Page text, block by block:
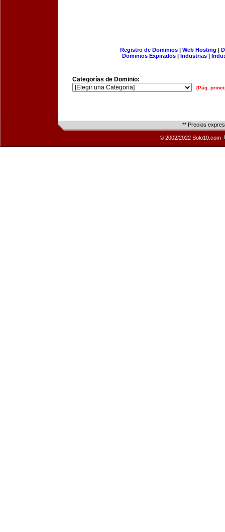
Registro de Dominios| Web Hosting |
Dominios Expirados | Industrias |
Categorías de Dominio:
[Pág.
** Precios
© 2002/2022 Solo10.com